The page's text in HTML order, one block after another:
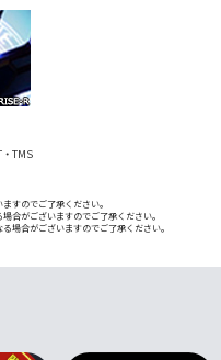
TMS
すのでご了承ください。
合がございますのでご了承ください。
場合がございますのでご了承ください。